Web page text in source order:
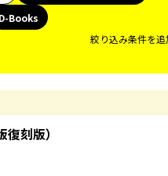
D-Books
絞り込み条件を追
刻版）